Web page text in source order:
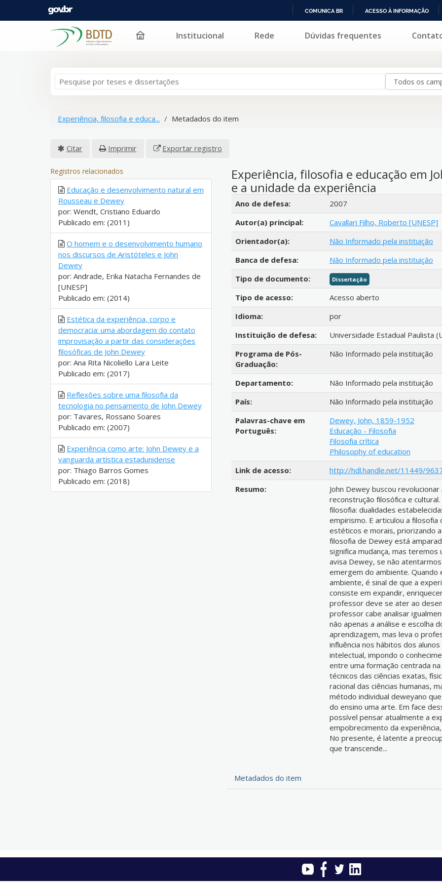
PARA
COMUNICA BR ACESSO À INFORMAÇÃO
Pular para o conteúdo Institucional Rede Dúvidas frequentes
Experiência, filosofia e educa... Metadados do item
Citar Imprimir Exportar registro
Experiência, filosofia e educação em
e a unidade da experiência
Detalhes bibliográficos
Ano de defesa:
2007
Autor(a) principal:
Cavallari Filho, Roberto [UNESP]
Orientador(a):
Não Informado pela instituição
Banca de defesa:
Não Informado pela instituição
Tipo de documento:
Dissertação
Tipo de acesso:
Acesso aberto
Idioma:
por
Instituição de defesa:
Universidade Estadual Paulista
Programa de Pós-
Graduação:
Não Informado pela instituição
Departamento:
Não Informado pela instituição
País:
Não Informado pela instituição
Palavras-chave em
Português:
Dewey, John, 1859-1952
Educação - Filosofia
Filosofia crítica
Philosophy of education
Link de acesso:
http://hdl.handle.net/11449/
Resumo:
John Dewey buscou
reconstrução filosófica e
filosofia: dualidades
empirismo. E articulou a
estéticos e morais, priorizando
filosofia de Dewey está
significa mudança, mas teremos
avisa Dewey, se não
emergem do ambiente. Quando
ambiente, é sinal de que a
consiste em expandir,
professor deve se ater ao
professor cabe analisar
não apenas a análise e escolha
aprendizagem, mas leva o
influência nos hábitos dos
intelectual, impondo o
entre uma formação centrada
técnicos das ciências exatas,
racional das ciências humanas,
método individual deweyano
do ensino uma arte. Em face
possível pensar atualmente a
empobrecimento da
No presente, é latente a
que transcende...
Metadados do item
Registros relacionados
Educação e desenvolvimento natural em
Rousseau e Dewey
por: Wendt, Cristiano Eduardo
Publicado em: (2011)
O homem e o desenvolvimento humano
nos discursos de Aristóteles e John
Dewey
por: Andrade, Erika Natacha Fernandes de
[UNESP]
Publicado em: (2014)
Estética da experiência, corpo e
democracia: uma abordagem do contato
improvisação a partir das considerações
filosóficas de John Dewey
por: Ana Rita Nicoliello Lara Leite
Publicado em: (2017)
Reflexões sobre uma filosofia da
tecnologia no pensamento de John Dewey
por: Tavares, Rossano Soares
Publicado em: (2007)
Experiência como arte: John Dewey e a
vanguarda artística estadunidense
por: Thiago Barros Gomes
Publicado em: (2018)